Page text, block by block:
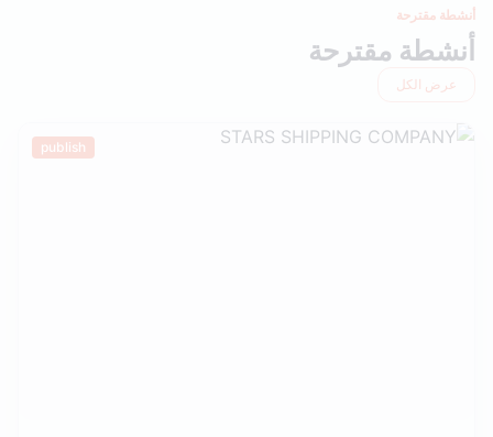
أنشطة مقترحة
أنشطة مقترحة
عرض الكل
publish